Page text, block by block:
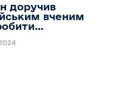
доручив
вченим